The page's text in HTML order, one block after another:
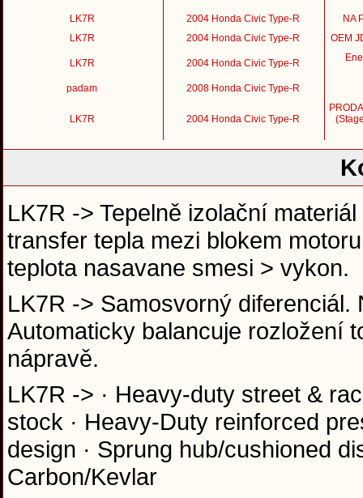
LK7R 2004 Honda Civic Type-R
NA
LK7R
2004 Honda Civic Type-R OEM
LK7R 2004 Honda Civic Type-R
padam 2008 Honda Civic Type-R
LK7R 2004 Honda Civic Type-R
LK7R -> Tepelně izolační
transfer tepla mezi blokem
teplota nasavane smesi > vykon.
LK7R -> Samosvorný
Automaticky balancuje rozložení
nápravě.
LK7R -> · Heavy-duty street &
stock · Heavy-Duty reinforced
design · Sprung hub/cushioned
Carbon/Kevlar